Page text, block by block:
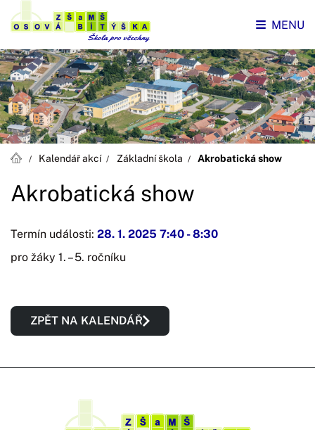
MENU
Kalendář akcí Základní škola Akrobatická show
Akrobatická show
Termín události: 28. 1. 2025 7:40 -8:30
pro žáky 1. – 5. ročníku
ZPĚT NA KALENDÁŘ